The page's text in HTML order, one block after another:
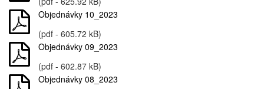
Objednávky 10_2023
(pdf - 605.72 kB)
Objednávky 09_2023
(pdf - 602.87 kB)
Objednávky 08_2023